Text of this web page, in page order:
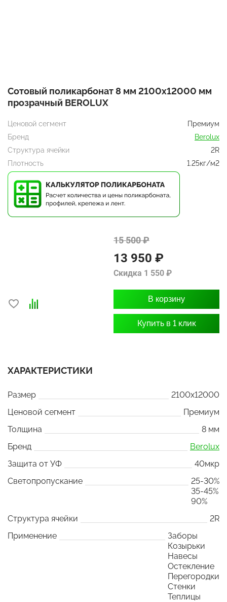
Сотовый поликарбонат 8 мм 2100x12000 мм
прозрачный BEROLUX
Ценовой сегмент
Премиум
Бренд
Berolux
Структура ячейки
2R
Плотность
1.25кг/м2
15 500 ₽
13 950 ₽
Скидка 1 550 ₽
В корзину
Купить в 1 клик
ХАРАКТЕРИСТИКИ
Размер
2100x12000
Ценовой сегмент
Премиум
Толщина
8 мм
Бренд
Berolux
Защита от УФ
40мкр
Светопропускание
25-30%
35-45%
90%
Структура ячейки
2R
Применение
Заборы
Козырьки
Навесы
Остекление
Перегородки
Стенки
Теплицы